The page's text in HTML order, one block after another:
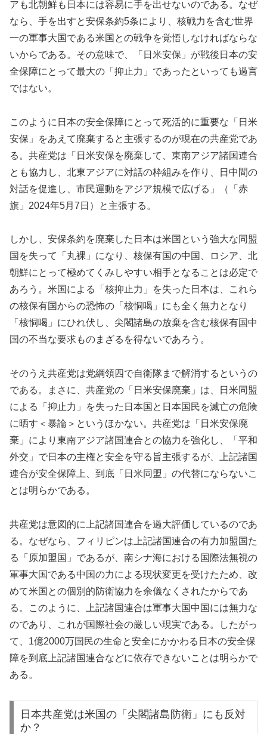
アも北朝鮮も日本には容易に手を出せないのである。なぜ
なら、手を出すと安保条約5条により、核戦力を含む世界
一の軍事大国である米国との戦争を覚悟しなければならな
いからである。その意味で、「日米安保」が戦後日本の安
全保障にとって最大の「抑止力」であったといっても過言
ではない。
このように日本の安全保障にとって死活的に重要な「日米
安保」をあえて廃棄すると主張するのが現在の共産党であ
る。共産党は「日米安保を廃棄して、東南アジア諸国連合
とも協力し、北東アジアに対話の枠組みを作り、日中間の
対話を促進し、市民運動をアジア規模で広げる」（「赤
旗」2024年5月7日）と主張する。
しかし、安保条約を廃棄した日本は米国という強大な同盟
国を失って「丸裸」になり、核保有国の中国、ロシア、北
朝鮮にとって極めてくみしやすい相手となることは必定で
あろう。米国による「核抑止力」を失った日本は、これら
の核保有国からの恐怖の「核恫喝」にも全く無力となり
「核恫喝」にひれ伏し、尖閣諸島の放棄を含む核保有国中
国の不当な要求ものまざるを得ないであろう。
そのうえ共産党は党綱領四で自衛隊まで解消するというの
である。まさに、共産党の「日米安保廃棄」は、日米同盟
による「抑止力」を失った日本国と日本国民を滅亡の危険
に晒す＜暴論＞というほかない。共産党は「日米安保廃
棄」により東南アジア諸国連合との協力を強化し、「平和
外交」で日本の主権と安全を守る旨主張するが、上記諸国
連合が安全保障上、到底「日米同盟」の代替にならないこ
とは明らかである。
共産党は意図的に上記諸国連合を過大評価しているのであ
る。なぜなら、フィリピンは上記諸国連合の有力加盟国た
る「原加盟国」であるが、南シナ海における国際法無視の
軍事大国である中国の力による現状変更を受けたため、改
めて米国との個別的防衛協力を余儀なくされたからであ
る。このように、上記諸国連合は軍事大国中国には無力な
のであり、これが国際社会の厳しい現実である。したがっ
て、1億2000万国民の生命と安全にかかわる日本の安全保
障を到底上記諸国連合などに依存できないことは明らかで
ある。
日本共産党は米国の「尖閣諸島防衛」にも反対
か？